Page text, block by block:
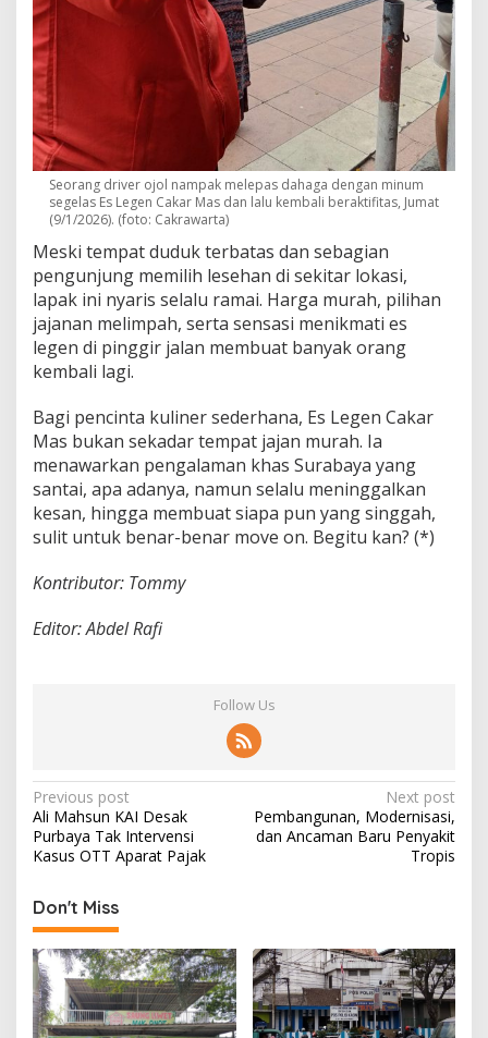
Seorang driver ojol nampak melepas dahaga dengan minum
segelas Es Legen Cakar Mas dan lalu kembali beraktifitas, Jumat
(9/1/2026). (foto: Cakrawarta)
Meski tempat duduk terbatas dan sebagian
pengunjung memilih lesehan di sekitar lokasi,
lapak ini nyaris selalu ramai. Harga murah, pilihan
jajanan melimpah, serta sensasi menikmati es
legen di pinggir jalan membuat banyak orang
kembali lagi.
Bagi pencinta kuliner sederhana, Es Legen Cakar
Mas bukan sekadar tempat jajan murah. Ia
menawarkan pengalaman khas Surabaya yang
santai, apa adanya, namun selalu meninggalkan
kesan, hingga membuat siapa pun yang singgah,
sulit untuk benar-benar move on. Begitu kan? (*)
Kontributor: Tommy
Editor: Abdel Rafi
Follow Us
P
o
s
t
n
a
v
i
Previous post
Ali Mahsun KAI Desak
Purbaya Tak Intervensi
Kasus OTT Aparat Pajak
Next post
Pembangunan, Modernisasi,
dan Ancaman Baru Penyakit
Tropis
Don't Miss